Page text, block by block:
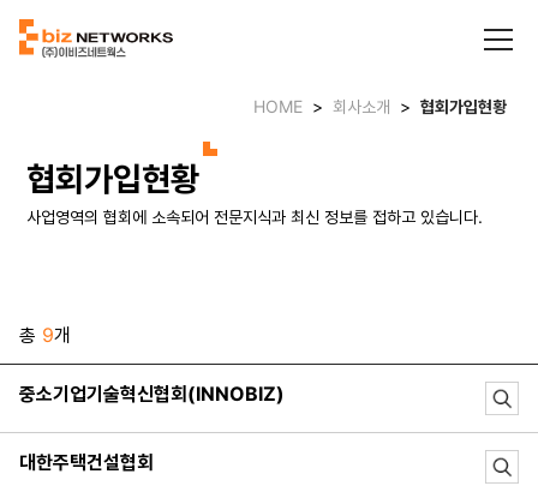
HOME > 회사소개 > 협회가입현황
협회가입현황
사업영역의 협회에 소속되어 전문지식과 최신 정보를 접하고 있습니다.
총 9개
중소기업기술혁신협회(INNOBIZ)
대한주택건설협회